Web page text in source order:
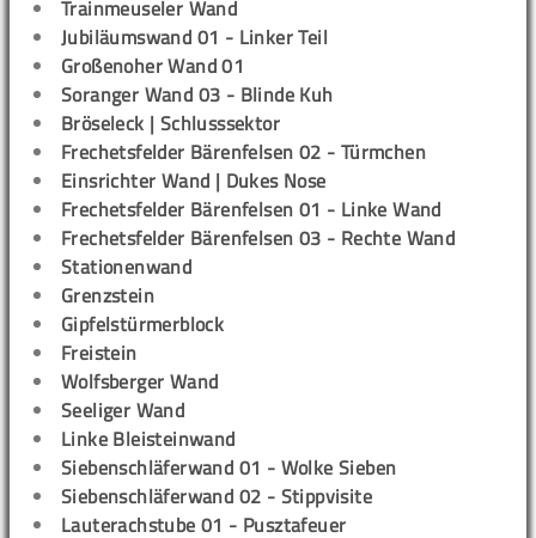
Trainmeuseler Wand
Jubiläumswand 01 - Linker Teil
Großenoher Wand 01
Soranger Wand 03 - Blinde Kuh
Bröseleck | Schlusssektor
Frechetsfelder Bärenfelsen 02 - Türmchen
Einsrichter Wand | Dukes Nose
Frechetsfelder Bärenfelsen 01 - Linke Wand
Frechetsfelder Bärenfelsen 03 - Rechte Wand
Stationenwand
Grenzstein
Gipfelstürmerblock
Freistein
Wolfsberger Wand
Seeliger Wand
Linke Bleisteinwand
Siebenschläferwand 01 - Wolke Sieben
Siebenschläferwand 02 - Stippvisite
Lauterachstube 01 - Pusztafeuer